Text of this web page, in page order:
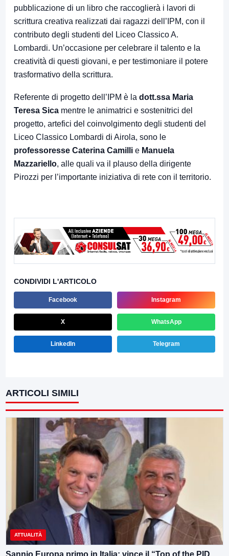
pubblicazione di un libro che raccoglierà i lavori di
scrittura creativa realizzati dai ragazzi dell’IPM, con il
contributo degli studenti del Liceo Classico A.
Lombardi. Un’occasione per celebrare il talento e la
creatività di questi giovani, e per testimoniare il potere
trasformativo della scrittura.
Referente di progetto dell’IPM è la dott.ssa Maria
Teresa Sica mentre le animatrici e sostenitrici del
progetto, artefici del coinvolgimento degli studenti del
Liceo Classico Lombardi di Airola, sono le
professoresse Caterina Camilli e Manuela
Mazzariello, alle quali va il plauso della dirigente
Pirozzi per l’importante iniziativa di rete con il territorio.
CONDIVIDI L'ARTICOLO
Facebook Instagram
X WhatsApp
LinkedIn Telegram
ARTICOLI SIMILI
ATTUALITÀ
Sannio Europa primo in Italia: vince il “Top of the PID